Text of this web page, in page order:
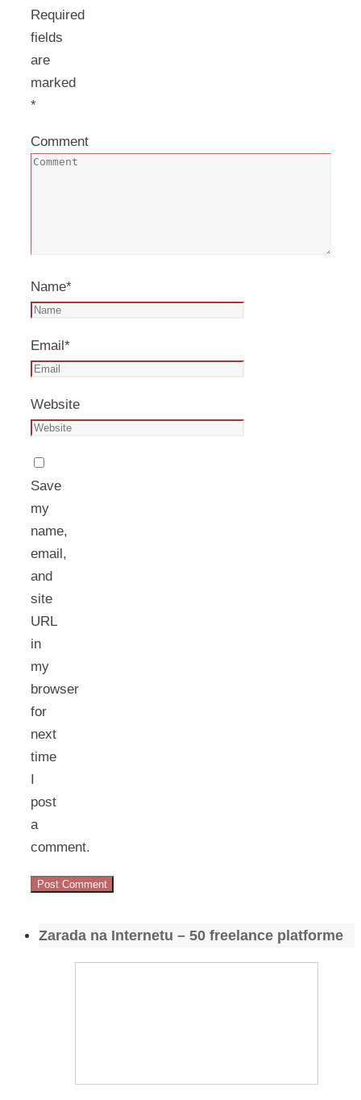
Required
fields
are
marked
*
Comment
Name*
Email*
Website
Save
my
name,
email,
and
site
URL
in
my
browser
for
next
time
I
post
a
comment.
Zarada na Internetu – 50 freelance platforme